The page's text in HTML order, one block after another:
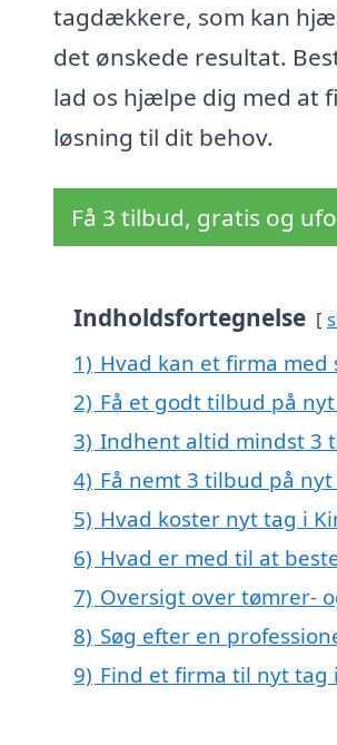
tagdækkere, som kan
det ønskede resultat.
lad os hjælpe dig med at
løsning til dit behov.
Få 3 tilbud, gratis og
Indholdsfortegnelse
1) Hvad kan et firma
2) Få et godt tilbud på
3) Indhent altid mindst 3
4) Få nemt 3 tilbud på
5) Hvad koster nyt tag i
6) Hvad er med til at
7) Oversigt over tømrer-
8) Søg efter en
9) Find et firma til nyt tag